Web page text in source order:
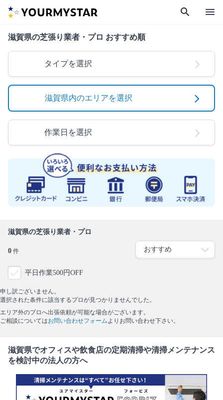
search menu
滋賀県の芝張り業者・プロ おすすめ順
タイプを選択
滋賀県内のエリアを選択
作業日を選択
滋賀県の芝張り業者・プロ
0 件
平日作業500円OFF
申し訳ございません。
選択された条件に該当するプロが見つかりませんでした。
エリア外のプロへ出張依頼が可能な場合がございます。
ご相談についてはお問い合わせフォーム よりお問い合わせ下さい。
滋賀県でオフィスや飲食店の定期清掃や清掃メンテナンス
を検討中の法人の方へ